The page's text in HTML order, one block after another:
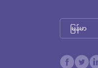
မြန်မာ